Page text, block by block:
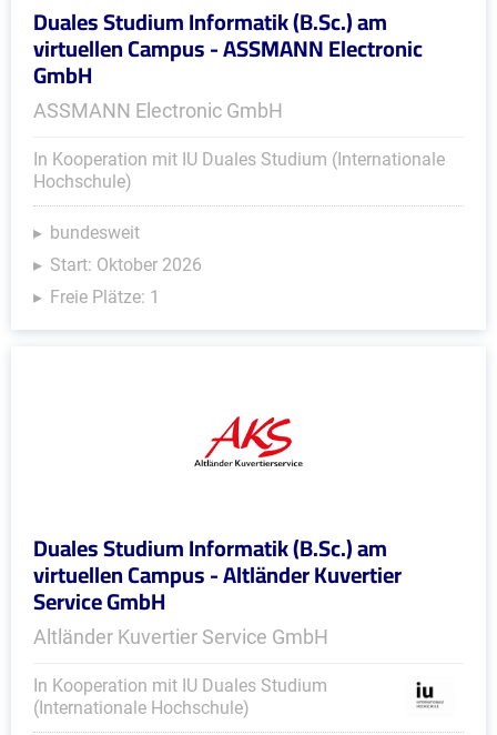
Duales Studium Informatik (B.Sc.) am
virtuellen Campus - ASSMANN Electronic
GmbH
ASSMANN Electronic GmbH
In Kooperation mit IU Duales Studium (Internationale
Hochschule)
bundesweit
Start: Oktober 2026
Freie Plätze: 1
Duales Studium Informatik (B.Sc.) am
virtuellen Campus - Altländer Kuvertier
Service GmbH
Altländer Kuvertier Service GmbH
In Kooperation mit IU Duales Studium
(Internationale Hochschule)